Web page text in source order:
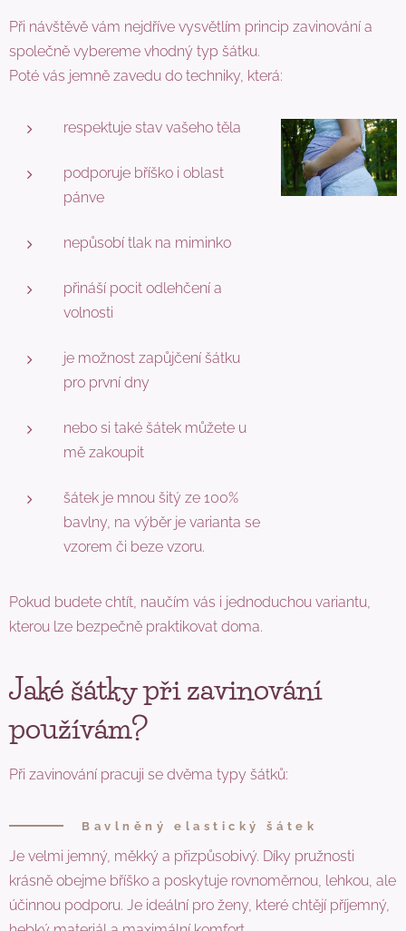
Při návštěvě vám nejdříve vysvětlím princip zavinování a
společně vybereme vhodný typ šátku.
Poté vás jemně zavedu do techniky, která:
respektuje stav vašeho těla
podporuje bříško i oblast
pánve
nepůsobí tlak na miminko
přináší pocit odlehčení a
volnosti
je možnost zapůjčení šátku
pro první dny
nebo si také šátek můžete u
mě zakoupit
šátek je mnou šitý ze 100%
bavlny, na výběr je varianta se
vzorem či beze vzoru.
Pokud budete chtít, naučím vás i jednoduchou variantu,
kterou lze bezpečně praktikovat doma.
Jaké šátky při zavinování
používám?
Při zavinování pracuji se dvěma typy šátků:
Bavlněný elastický šátek
Je velmi jemný, měkký a přizpůsobivý. Díky pružnosti
krásně obejme bříško a poskytuje rovnoměrnou, lehkou, ale
účinnou podporu. Je ideální pro ženy, které chtějí příjemný,